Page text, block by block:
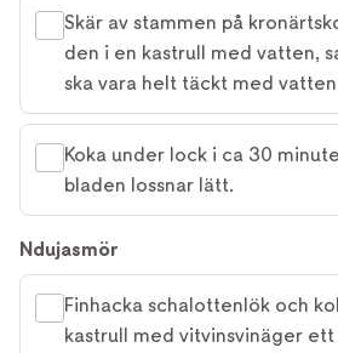
Skär av stammen på
den i en kastrull med vatten,
ska vara helt täckt med
Koka under lock i ca 30
bladen lossnar lätt.
Ndujasmör
Finhacka schalottenlök och
kastrull med vitvinsvinäger